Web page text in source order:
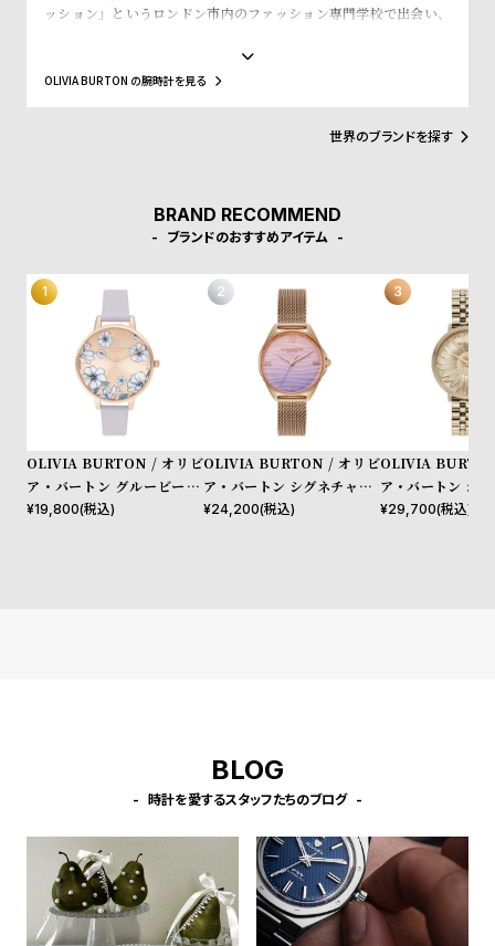
s
p
l
ド
保
サ
ッション」というロンドン市内のファッション専門学校で出会い、
ルフリッジズ)というイギリスの有名高級百貨店とASOS(エイソス)
という世界的にも有名なWeb Shopでバイイング経験を積み、低価
格でスタイリッシュなファッションの先駆けとなるような腕時計の
ブランドが市場になかったことに目をつけ、ブランドの設立を決め
ました。2人はファッション業界での経験を活かして、フェミニンさ
ーション、そこにファッショントレンドからコンテンポラリーなエ
ッセンスを加え、シンプルで上品な腕時計に仕上げています。洋服
自分だけのオリジナルクローゼットを作れるようにと考えられてい
ます。
OLIVIA BURTON の腕時計を見る
世界のブランドを探す
BRAND RECOMMEND
ブランドのおすすめアイテム
OLIVIA BURTON / オリビ
ア・バートン グルービー ブ
ルームズ パルマ バイオレッ
¥19,800(税込)
OLIVIA BURTON / オリビ
ア・バートン シグネチャー -
30mm アジュール ピンク パ
¥24,200(税込)
OLIVIA
ア・バートン シ
5mm 3Dフラワ
¥29,700(税込)
BLOG
時計を愛するスタッフたちのブログ